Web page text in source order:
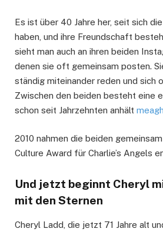
Es ist über 40 Jahre her, seit sich
haben, und ihre Freundschaft
sieht man auch an ihren beiden
denen sie oft gemeinsam posten.
ständig miteinander reden und sich
Zwischen den beiden besteht eine
schon seit Jahrzehnten anhält
2010 nahmen die beiden
Culture Award für Charlie’s Angels
Und jetzt beginnt Cheryl
mit den Sternen
Cheryl Ladd, die jetzt 71 Jahre alt